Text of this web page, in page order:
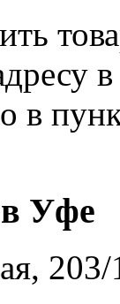
в
Уфе
203/